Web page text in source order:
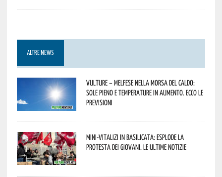
ALTRE NEWS
Vulture – melfese nella morsa del caldo:
sole pieno e temperature in aumento. Ecco le
previsioni
Mini-vitalizi in Basilicata: esplode la
protesta dei giovani. Le ultime notizie